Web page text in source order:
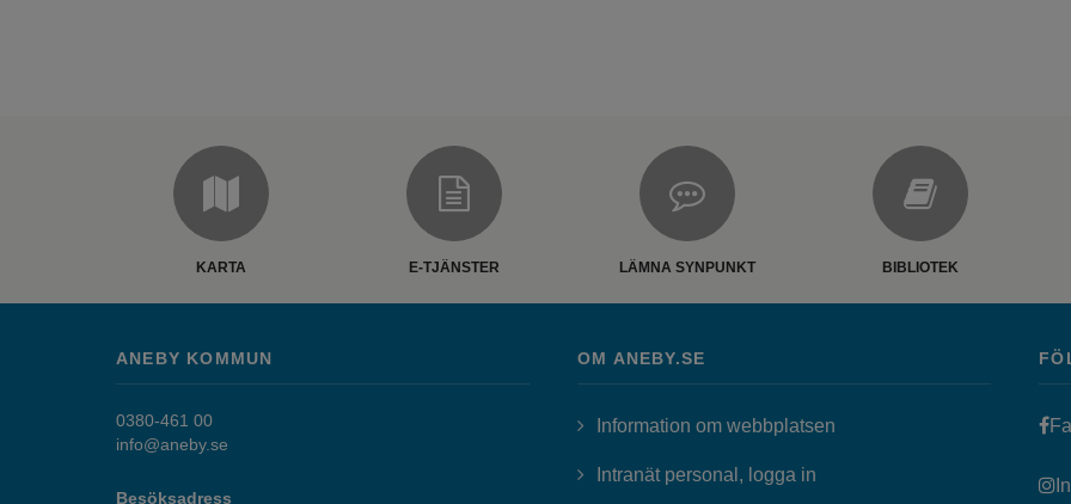
KARTA E-TJÄNSTER LÄMNA SYNPUNKT BIBLIOTEK
ANEBY KOMMUN
0380-461 00
info@aneby.se
Besöksadress
OM ANEBY.SE
Information om webbplatsen
Intranät personal, logga in Länk till annan webbplats,